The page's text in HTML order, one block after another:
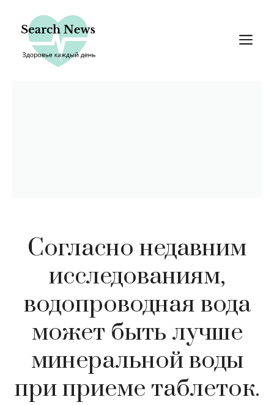
содержимому
Согласно недавним
исследованиям,
водопроводная вода
может быть лучше
минеральной воды
при приеме таблеток.